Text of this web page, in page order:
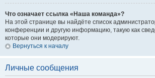
Что означает ссылка «Наша команда»?
На этой странице вы найдёте список
конференции и другую информацию, такую как
которые они модерируют.
Вернуться к началу
Личные сообщения